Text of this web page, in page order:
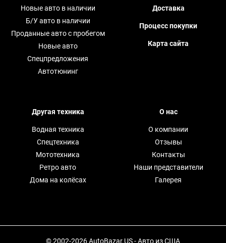
Новые авто в наличии
Б/У авто в наличии
Проданные авто с пробегом
Новые авто
Спецпредложения
Автотюнинг
Доставка
Процесс покупки
Карта сайта
Другая техника
Водная техника
Спецтехника
Мототехника
Ретро авто
Дома на колёсах
О нас
О компании
Отзывы
Контакты
Наши представители
Галерея
© 2002-2026 AutoBazar.US - Авто из США